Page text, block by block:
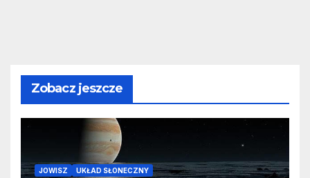
Zobacz jeszcze
JOWISZ UKŁAD SŁONECZNY